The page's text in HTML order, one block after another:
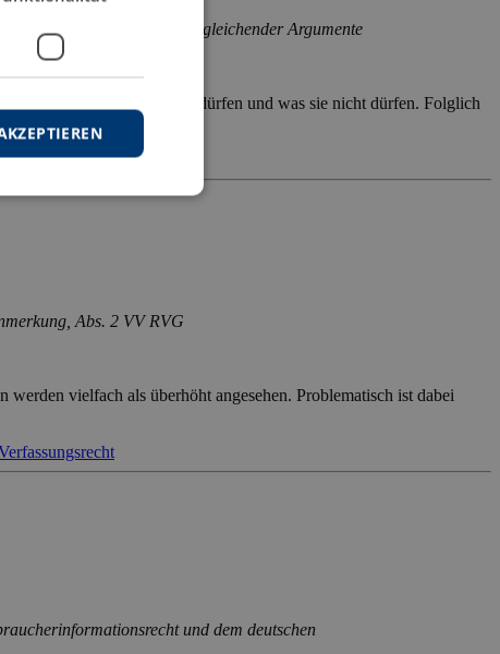
unter Einbezug rechtsvergleichender Argumente
und -rechtlich dürfen und was sie nicht dürfen. Folglich
Jahre […]
Abs. 2 VV RVG
vielfach als überhöht angesehen. Problematisch ist dabei
und dem deutschen